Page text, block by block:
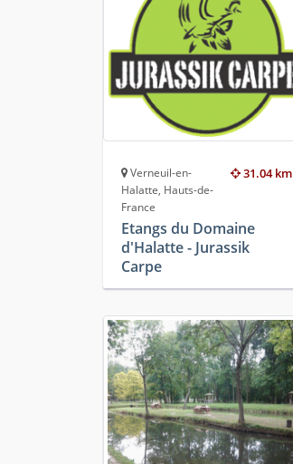
31.04 km
Verneuil-en-
Halatte, Hauts-de-
France
Etangs du Domaine
d'Halatte - Jurassik
Carpe